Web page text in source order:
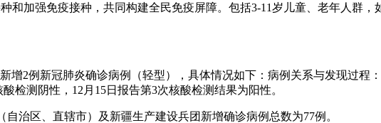
和加强免疫接种，共同构建全民免疫屏障。包括3-11岁儿童、老年人群
增2例新冠肺炎确诊病例（轻型），具体情况如下：病例关系与发现过
检测阴性，12月15日报告第3次核酸检测结果为阳性。
自治区、直辖市）及新疆生产建设兵团新增确诊病例总数为77例。